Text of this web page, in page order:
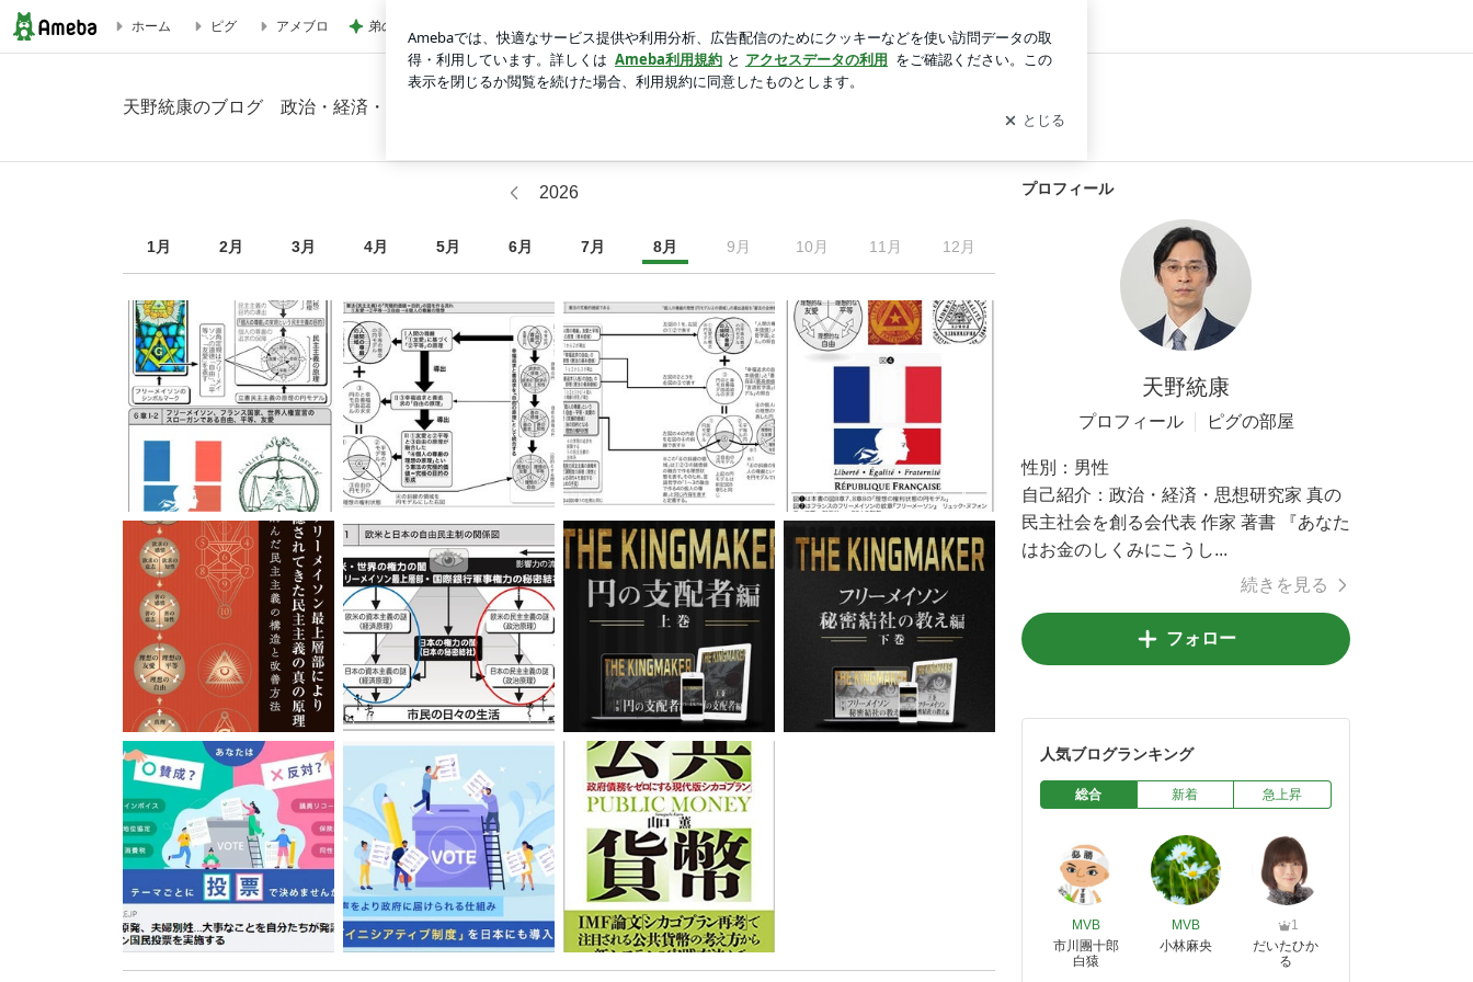
2026年8月の画像｜天野統康のブログ 政治・経済・思想研究
ホーム ピグ アメブロ 弟の送迎で動いた引きこもり息子
天野統康のブログ 政治・経済・思想研究
2026
1月 2月 3月 4月 5月 6月 7月 8月 9 月 10 月 11 月 12 月
プロフィール
天野統康
プロフィール ピグの部屋
性別： 男性
自己紹介： 政治・経済・思想研究家 真の
民主社会を創る会代表 作家 著書 『あなた
はお金のしくみにこうし...
続きを見る
フォロー
人気ブログランキング
総合 新着 急上昇
MVB
市川團十郎
白猿
MVB
小林麻央
1
だいたひか
る